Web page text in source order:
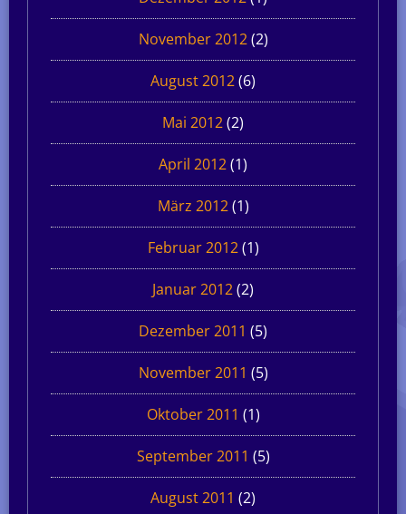
November 2012(2)
August 2012(6)
Mai 2012(2)
April 2012(1)
März 2012(1)
Februar 2012(1)
Januar 2012(2)
Dezember 2011 (5)
November 2011 (5)
Oktober 2011 (1)
September 2011 (5)
August 2011 (2)